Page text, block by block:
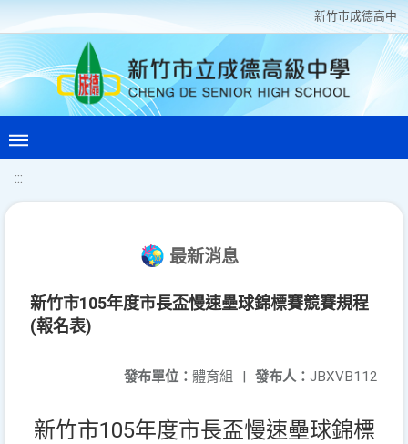
新竹巿成德高中
:::
最新消息
新竹市105年度市長盃慢速壘球錦標賽競賽規程
(報名表)
發布人： JBXVB112
發布單位： 體育組 |
新竹市105年度市長盃慢速壘球錦標